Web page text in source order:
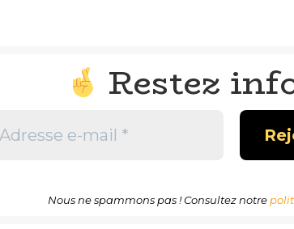
Restez
Nous ne spammons pas ! Consultez notre